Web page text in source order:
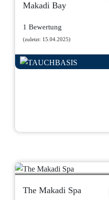
Makadi Bay
1 Bewertung
(zuletzt: 15.04.2025)
The Makadi Spa